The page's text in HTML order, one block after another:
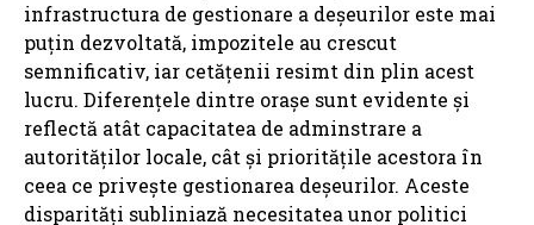
infrastructura de gestionare a deșeurilor este mai
puțin dezvoltată, impozitele au crescut
semnificativ, iar cetățenii resimt din plin acest
lucru. Diferențele dintre orașe sunt evidente și
reflectă atât capacitatea de adminstrare a
autorităților locale, cât și prioritățile acestora în
ceea ce privește gestionarea deșeurilor. Aceste
disparități subliniază necesitatea unor politici